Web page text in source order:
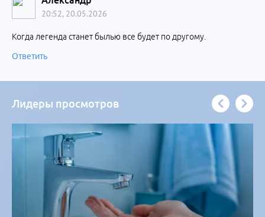
20:52, 20.05.2026
Когда легенда станет былью все будет по другому.
Ответить
Лидеры просмотров